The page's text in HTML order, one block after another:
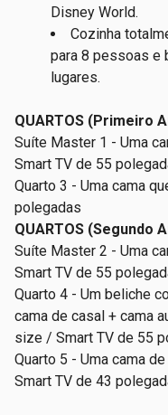
Disney World.
Cozinha
para 8 pessoas e
lugares.
QUARTOS (Primeiro
Suíte Master 1 - Uma
Smart TV de 55
Quarto 3 - Uma cama
polegadas
QUARTOS (Segundo
Suíte Master 2 - Uma
Smart TV de 55
Quarto 4 - Um beliche
cama de casal + cama
size / Smart TV de 55
Quarto 5 - Uma cama
Smart TV de 43